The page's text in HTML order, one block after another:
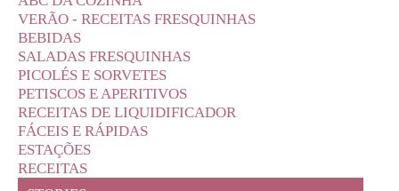
VERÃO - RECEITAS FRESQUINHAS
BEBIDAS
SALADAS FRESQUINHAS
PICOLÉS E SORVETES
PETISCOS E APERITIVOS
RECEITAS DE LIQUIDIFICADOR
FÁCEIS E RÁPIDAS
ESTAÇÕES
RECEITAS